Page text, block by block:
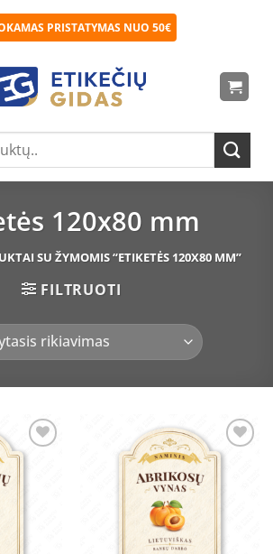
PRISTATYMAS NUO 50€
120x80 mm
SU ŽYMOMIS “ETIKETĖS 120X80 MM”
FILTRUOTI
Pridėti
Pridėti